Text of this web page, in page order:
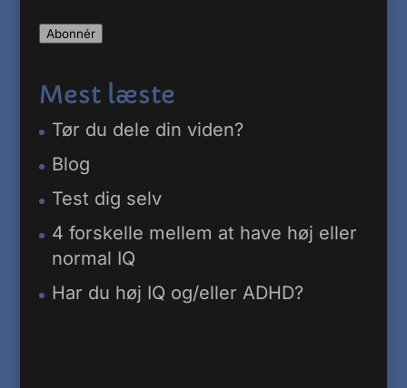
adresse
Abonnér
Mest læste
Tør du dele din viden?
Blog
Test dig selv
4 forskelle mellem at have høj eller
normal IQ
Har du høj IQ og/eller ADHD?